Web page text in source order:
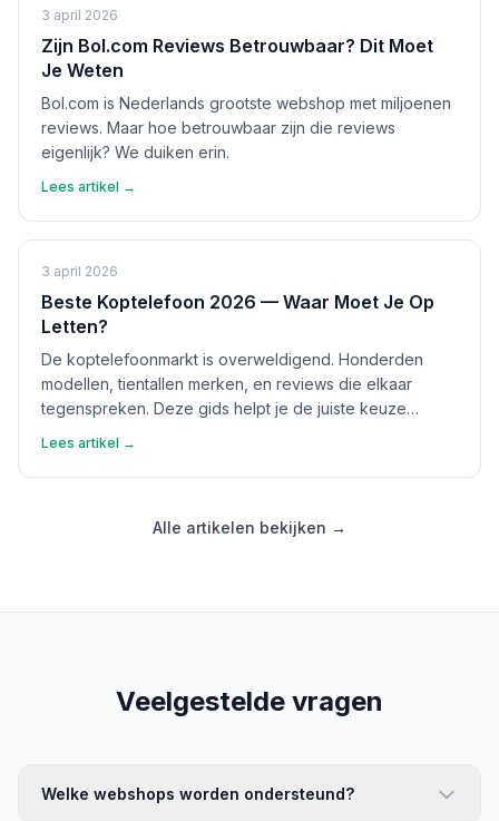
3 april 2026
Zijn Bol.com Reviews Betrouwbaar? Dit Moet
Je Weten
Bol.com is Nederlands grootste webshop met miljoenen
reviews. Maar hoe betrouwbaar zijn die reviews
eigenlijk? We duiken erin.
Lees artikel →
3 april 2026
Beste Koptelefoon 2026 — Waar Moet Je Op
Letten?
De koptelefoonmarkt is overweldigend. Honderden
modellen, tientallen merken, en reviews die elkaar
tegenspreken. Deze gids helpt je de juiste keuze
Lees artikel →
Alle artikelen bekijken →
Veelgestelde vragen
Welke webshops worden ondersteund?